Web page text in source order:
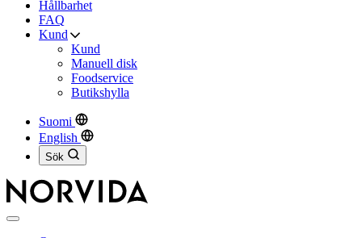
Hållbarhet
FAQ
Kund
Kund
Manuell disk
Foodservice
Butikshylla
Suomi
English
Sök
Stäng